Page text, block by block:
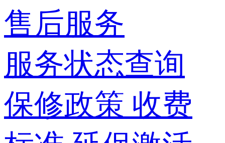
售后服务
服务状态查询
保修政策 收费